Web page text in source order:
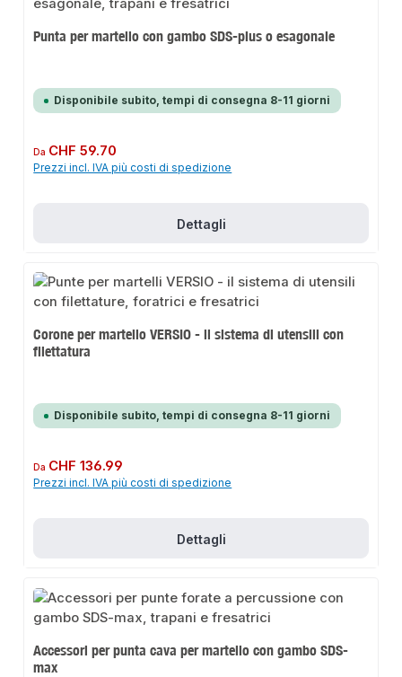
Punta per martello con gambo SDS-plus o esagonale
Disponibile subito, tempi di consegna 8-11 giorni
Prezzo normale:
Da CHF 59.70
Prezzi incl. IVA più costi di spedizione
Dettagli
Corone per martello VERSIO - il sistema di utensili con
filettatura
Disponibile subito, tempi di consegna 8-11 giorni
Prezzo normale:
Da CHF 136.99
Prezzi incl. IVA più costi di spedizione
Dettagli
Accessori per punta cava per martello con gambo SDS-
max